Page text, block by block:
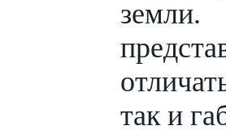
так и